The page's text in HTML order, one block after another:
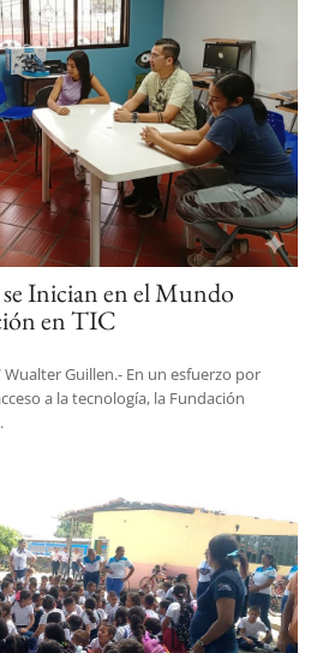
se Inician en el Mundo
en TIC
Guillen.- En un esfuerzo por
a la tecnología, la Fundación